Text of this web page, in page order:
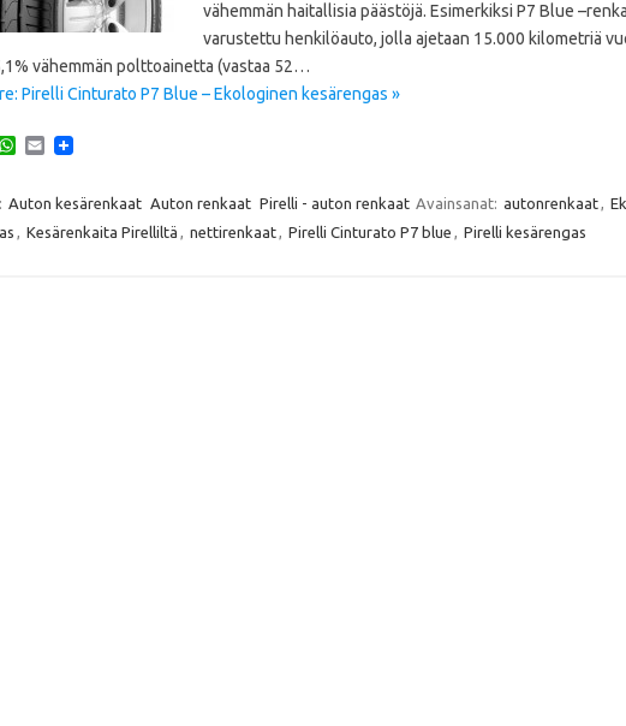
vähemmän haitallisia päästöjä. Esimerkiksi P7 Blue
varustettu henkilöauto, jolla ajetaan 15.000 kilometriä
vähemmän polttoainetta (vastaa 52…
Pirelli Cinturato P7 Blue – Ekologinen kesärengas »
W
t
A
E
i
Auton kesärenkaat Auton renkaat Pirelli - auton renkaat Avainsanat: autonrenkaat,
, Kesärenkaita Pirelliltä , nettirenkaat, Pirelli Cinturato P7 blue , Pirelli kesärengas